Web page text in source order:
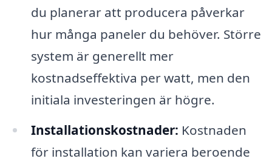
du planerar att producera påverkar
hur många paneler du behöver. Större
system är generellt mer
kostnadseffektiva per watt, men den
initiala investeringen är högre.
Installationskostnader: Kostnaden
för installation kan variera beroende